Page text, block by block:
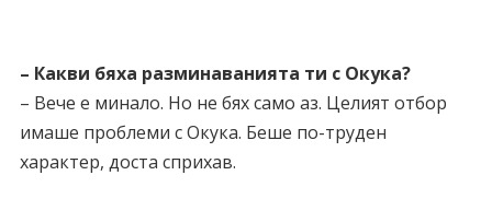
– Какви бяха разминаванията ти с Окука?
– Вече е минало. Но не бях само аз. Целият отбор
имаше проблеми с Окука. Беше по-труден
характер, доста сприхав.